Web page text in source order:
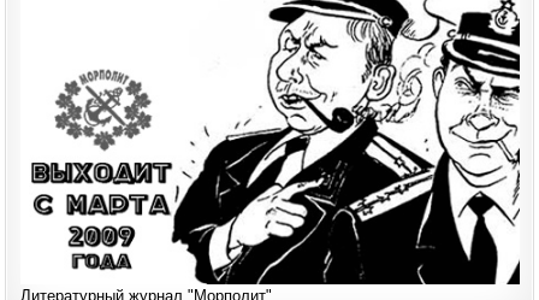
Литературный журнал "Морполит"